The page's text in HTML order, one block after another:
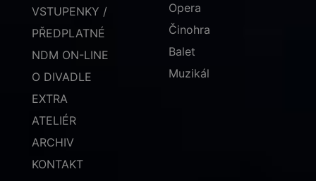
VSTUPENKY /
PŘEDPLATNÉ
NDM ON-LINE
O DIVADLE
EXTRA
ATELIÉR
ARCHIV
KONTAKT
Opera
Činohra
Balet
Muzikál